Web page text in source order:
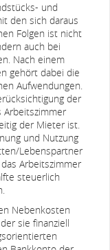
und
den sich daraus
Folgen ist nicht
auch bei
Nach einem
gehört dabei die
Aufwendungen.
der
Arbeitszimmer
der Mieter ist.
und Nutzung
Lebenspartner
Arbeitszimmer
steuerlich
Nebenkosten
sie finanziell